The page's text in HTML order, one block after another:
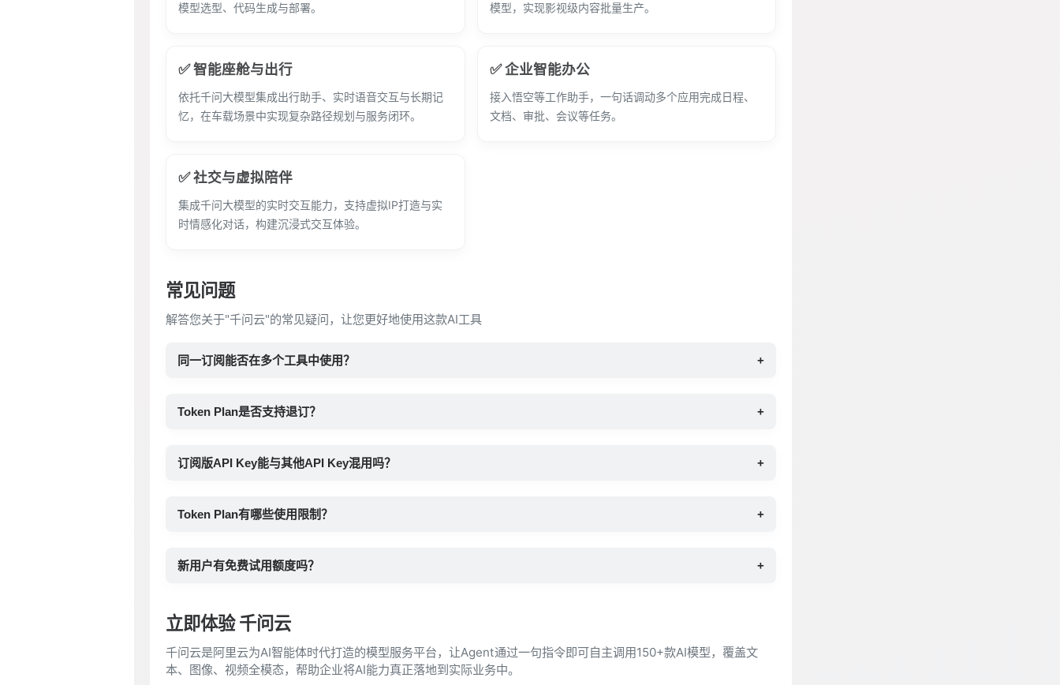
模型选型、代码生成与部署。
模型，实现影视级内容批量生产。
✅ 智能座舱与出行
依托千问大模型集成出行助手、实时语音交互与长期记
忆，在车载场景中实现复杂路径规划与服务闭环。
✅ 企业智能办公
接入悟空等工作助手，一句话调动多个应用完成日程、
文档、审批、会议等任务。
✅ 社交与虚拟陪伴
集成千问大模型的实时交互能力，支持虚拟IP打造与实
时情感化对话，构建沉浸式交互体验。
常见问题
解答您关于"千问云"的常见疑问，让您更好地使用这款AI工具
同一订阅能否在多个工具中使用？ +
Token Plan是否支持退订？ +
订阅版API Key能与其他API Key混用吗？ +
Token Plan有哪些使用限制？ +
新用户有免费试用额度吗？ +
立即体验 千问云
千问云是阿里云为AI智能体时代打造的模型服务平台，让Agent通过一句指令即可自主调用150+款AI模型，覆盖文
本、图像、视频全模态，帮助企业将AI能力真正落地到实际业务中。